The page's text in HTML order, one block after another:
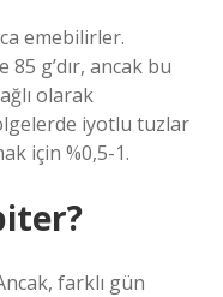
emebilirler.
g’dır, ancak bu
olarak
iyotlu tuzlar
için %0,5-1.
farklı gün